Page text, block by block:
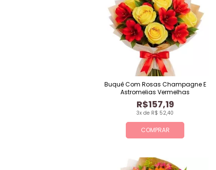
COMPRAR
3x de R$ 52,40
R$157,19
Buquê Com Rosas Champagne E
Astromelias Vermelhas